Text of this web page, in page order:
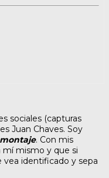
sociales (capturas
Juan Chaves. Soy
. Con mis
mismo y que si
vea identificado y sepa